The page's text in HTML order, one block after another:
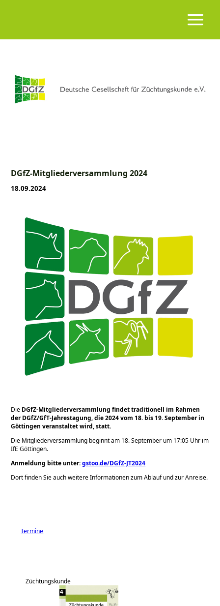
DGfZ-Mitgliederversammlung 2024
18.09.2024
Die DGfZ-Mitgliederversammlung findet traditionell im Rahmen
der DGfZ/GfT-Jahrestagung, die 2024 vom 18. bis 19. September in
Göttingen veranstaltet wird, statt.
Die Mitgliederversammlung beginnt am 18. September um 17:05 Uhr im
IfE Göttingen.
Anmeldung bitte unter:gstoo.de/DGfZ-JT2024
Dort finden Sie auch weitere Informationen zum Ablauf und zur Anreise.
Termine
Züchtungskunde